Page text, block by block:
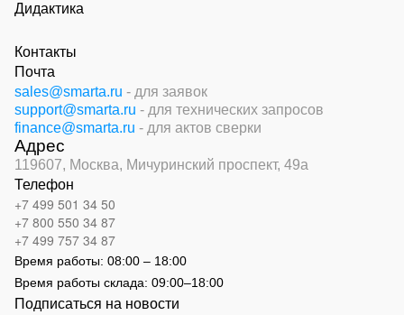
Дидактика
Контакты
Почта
sales@smarta.ru - для заявок
support@smarta.ru - для технических запросов
finance@smarta.ru - для актов сверки
Адрес
119607, Москва, Мичуринский проспект, 49а
Телефон
+7 499 501 34 50
+7 800 550 34 87
+7 499 757 34 87
Время работы: 08:00 – 18:00
Время работы склада: 09:00–18:00
Подписаться на новости